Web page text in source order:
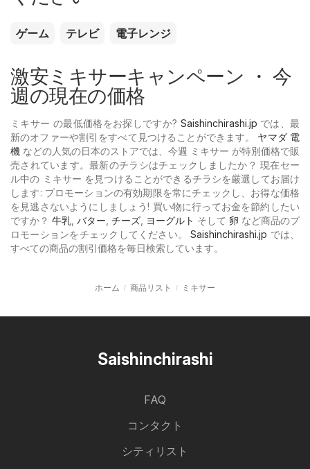
ゲーム テレビ 電子レンジ
激安ミキサーキャンペーン ・ 今
週の現在の価格
ミキサー の最低価格をお探しですか? Saishinchirashi.jp では、最
新のオファーや割引をすべて見つけることができます。 ヤマダ 電
機 などの人気の日本のストアでは、今週 ミキサー が特別価格で販
売されています。最新のチラシはチェックしましたか？ 現在セー
ル中の ミキサー を見つけることができるチラシを厳選してお届け
します: プロモーションの有効期限を常にチェックし、お得な価格
を見逃さないようにしましょう! 買い物に行ってお金を節約したい
ですか？ 牛乳 バター チーズ ヨーグルト そして 卵 など商品のプ
ロモーションをチェックしてください。Saishinchirashi.jp では、
すべての商品の割引価格を毎日検索しています。
ホーム 商品リスト ミキサー
Saishinchirashi
FAQ
コンタクト
シティリスト